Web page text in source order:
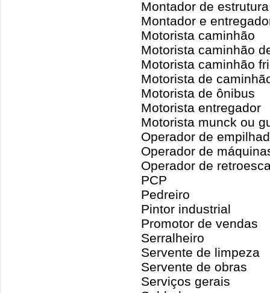
Montador de
Montador e
Motorista caminhão
Motorista caminhão
Motorista caminhão
Motorista de
Motorista de ônibus
Motorista entregador
Motorista munck ou
Operador de
Operador de
Operador de
PCP
Pedreiro
Pintor industrial
Promotor de vendas
Serralheiro
Servente de limpeza
Servente de obras
Serviços gerais